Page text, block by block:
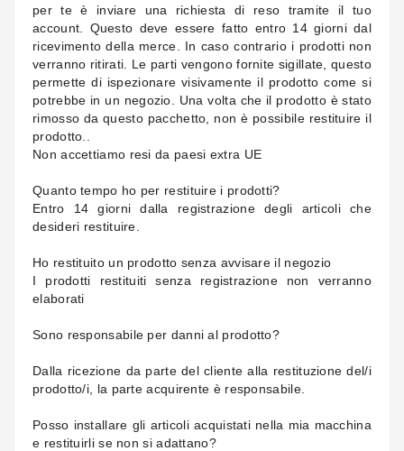
per te è inviare una richiesta di reso tramite il tuo
account. Questo deve essere fatto entro 14 giorni dal
ricevimento della merce. In caso contrario i prodotti non
verranno ritirati. Le parti vengono fornite sigillate, questo
permette di ispezionare visivamente il prodotto come si
potrebbe in un negozio. Una volta che il prodotto è stato
rimosso da questo pacchetto, non è possibile restituire il
prodotto..
Non accettiamo resi da paesi extra UE
Quanto tempo ho per restituire i prodotti?
Entro 14 giorni dalla registrazione degli articoli che
desideri restituire.
Ho restituito un prodotto senza avvisare il negozio
I prodotti restituiti senza registrazione non verranno
elaborati
Sono responsabile per danni al prodotto?
Dalla ricezione da parte del cliente alla restituzione del/i
prodotto/i, la parte acquirente è responsabile.
Posso installare gli articoli acquistati nella mia macchina
e restituirli se non si adattano?